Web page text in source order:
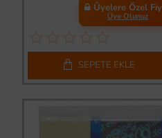
Üyelere Özel
Üye Olunuz
SEPETE EKLE